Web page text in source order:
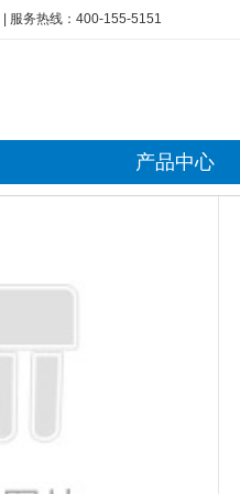
| 服务热线：400-155-5151
产品中心